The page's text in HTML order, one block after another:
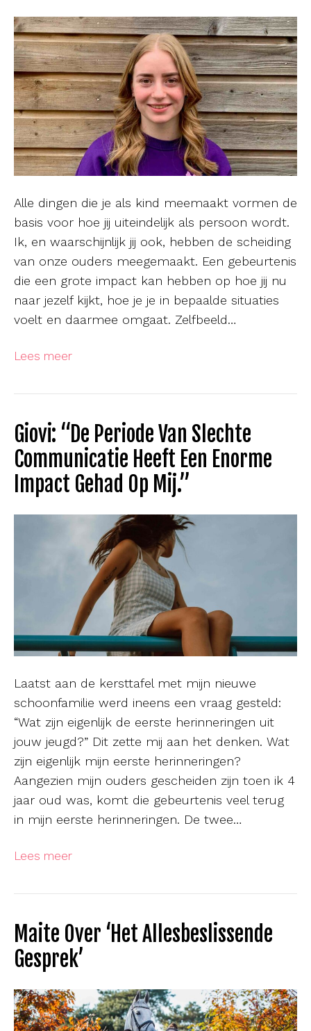
Alle dingen die je als kind meemaakt vormen de
basis voor hoe jij uiteindelijk als persoon wordt.
Ik, en waarschijnlijk jij ook, hebben de scheiding
van onze ouders meegemaakt. Een gebeurtenis
die een grote impact kan hebben op hoe jij nu
naar jezelf kijkt, hoe je je in bepaalde situaties
voelt en daarmee omgaat. Zelfbeeld…
Lees meer
Giovi: “De Periode Van Slechte
Communicatie Heeft Een Enorme
Impact Gehad Op Mij.”
Laatst aan de kersttafel met mijn nieuwe
schoonfamilie werd ineens een vraag gesteld:
“Wat zijn eigenlijk de eerste herinneringen uit
jouw jeugd?” Dit zette mij aan het denken. Wat
zijn eigenlijk mijn eerste herinneringen?
Aangezien mijn ouders gescheiden zijn toen ik 4
jaar oud was, komt die gebeurtenis veel terug
in mijn eerste herinneringen. De twee…
Lees meer
Maite Over ‘het Allesbeslissende
Gesprek’